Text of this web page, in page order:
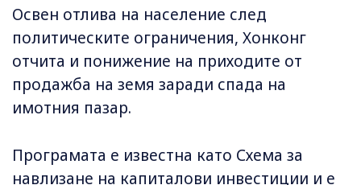
Освен отлива на население след
политическите ограничения, Хонконг
отчита и понижение на приходите от
продажба на земя заради спада на
имотния пазар.
Програмата е известна като Схема за
навлизане на капиталови инвестиции и е